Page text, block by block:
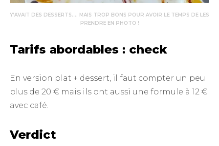
Y’AVAIT DES DESSERTS…. MAIS TROP BONS POUR AVOIR LE TEMPS DE LES
PRENDRE EN PHOTO !
Tarifs abordables : check
En version plat + dessert, il faut compter un peu
plus de 20 € mais ils ont aussi une formule à 12 €
avec café.
Verdict